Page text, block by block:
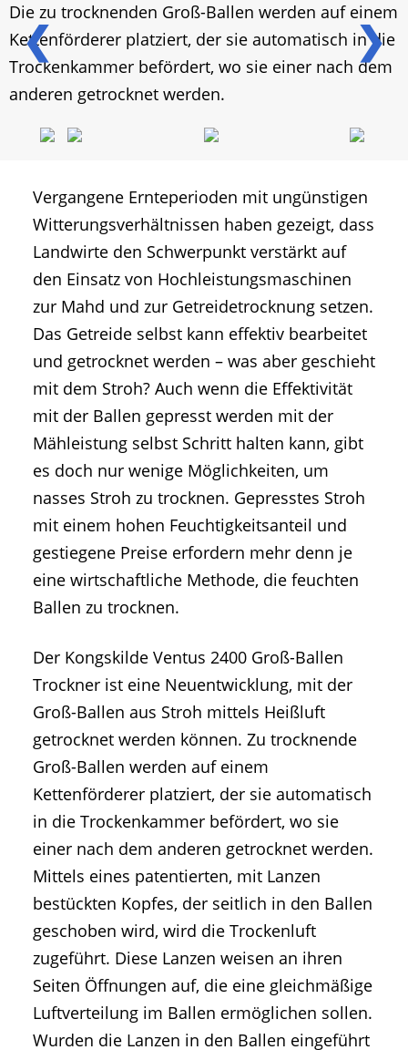
❮ ❯
Die zu trocknenden Groß-Ballen werden auf einem
Kettenförderer platziert, der sie automatisch in die
Trockenkammer befördert, wo sie einer nach dem
anderen getrocknet werden.
Vergangene Ernteperioden mit ungünstigen
Witterungsverhältnissen haben gezeigt, dass
Landwirte den Schwerpunkt verstärkt auf
den Einsatz von Hochleistungsmaschinen
zur Mahd und zur Getreidetrocknung setzen.
Das Getreide selbst kann effektiv bearbeitet
und getrocknet werden – was aber geschieht
mit dem Stroh? Auch wenn die Effektivität
mit der Ballen gepresst werden mit der
Mähleistung selbst Schritt halten kann, gibt
es doch nur wenige Möglichkeiten, um
nasses Stroh zu trocknen. Gepresstes Stroh
mit einem hohen Feuchtigkeitsanteil und
gestiegene Preise erfordern mehr denn je
eine wirtschaftliche Methode, die feuchten
Ballen zu trocknen.
Der Kongskilde Ventus 2400 Groß-Ballen
Trockner ist eine Neuentwicklung, mit der
Groß-Ballen aus Stroh mittels Heißluft
getrocknet werden können. Zu trocknende
Groß-Ballen werden auf einem
Kettenförderer platziert, der sie automatisch
in die Trockenkammer befördert, wo sie
einer nach dem anderen getrocknet werden.
Mittels eines patentierten, mit Lanzen
bestückten Kopfes, der seitlich in den Ballen
geschoben wird, wird die Trockenluft
zugeführt. Diese Lanzen weisen an ihren
Seiten Öffnungen auf, die eine gleichmäßige
Luftverteilung im Ballen ermöglichen sollen.
Wurden die Lanzen in den Ballen eingeführt